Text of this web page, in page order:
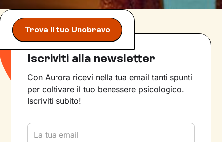
Trova il tuo Unobravo
Iscriviti alla newsletter
Con Aurora ricevi nella tua email tanti spunti
per coltivare il tuo benessere psicologico.
Iscriviti subito!